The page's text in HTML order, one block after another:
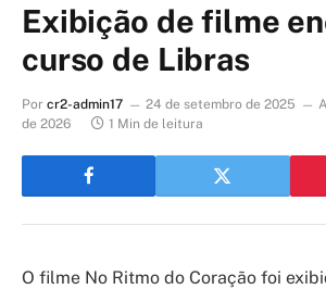
Exibição de filme
curso de Libras
Por cr2-admin17 24 de setembro de 2025
de 2026
1 Min de leitura
O filme No Ritmo do Coração foi